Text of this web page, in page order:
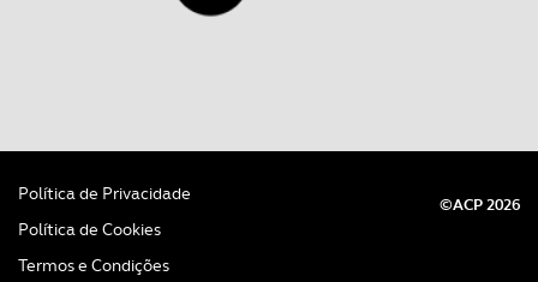
Política de Privacidade
Política de Cookies
Termos e Condições
©ACP 2026